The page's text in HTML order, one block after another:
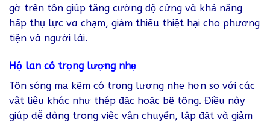
gờ trên tôn giúp tăng cường độ cứng và khả năng
hấp thụ lực va chạm, giảm thiểu thiệt hại cho phương
tiện và người lái.
Hộ lan có trọng lượng nhẹ
Tôn sóng mạ kẽm có trọng lượng nhẹ hơn so với các
vật liệu khác như thép đặc hoặc bê tông. Điều này
giúp dễ dàng trong việc vận chuyển, lắp đặt và giảm